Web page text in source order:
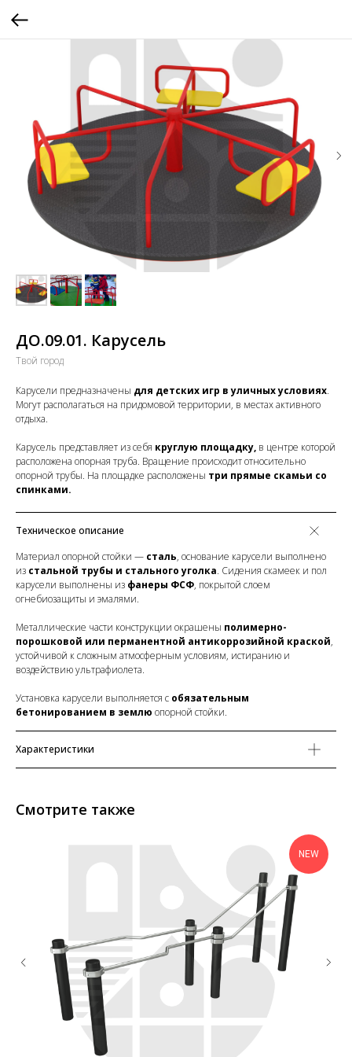
ДО.09.01. Карусель
Твой город
Карусели предназначены для детских игр в уличных условиях.
Могут располагаться на придомовой территории, в местах активного
отдыха.
Карусель представляет из себя круглую площадку, в центре которой
расположена опорная труба. Вращение происходит относительно
опорной трубы. На площадке расположены три прямые скамьи со
спинками.
Техническое описание
Материал опорной стойки — сталь, основание карусели выполнено
из стальной трубы и стального уголка. Сидения скамеек и пол
карусели выполнены из фанеры ФСФ, покрытой слоем
огнебиозащиты и эмалями.
Металлические части конструкции окрашены полимерно-
порошковой или перманентной антикоррозийной краской,
устойчивой к сложным атмосферным условиям, истиранию и
воздействию ультрафиолета.
Установка карусели выполняется с обязательным
бетонированием в землю опорной стойки.
Характеристики
Смотрите также
NEW